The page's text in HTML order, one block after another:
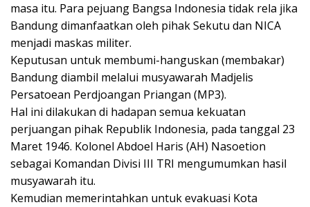
masa itu. Para pejuang Bangsa Indonesia tidak rela jika
Bandung dimanfaatkan oleh pihak Sekutu dan NICA
menjadi maskas militer.
Keputusan untuk membumi-hanguskan (membakar)
Bandung diambil melalui musyawarah Madjelis
Persatoean Perdjoangan Priangan (MP3).
Hal ini dilakukan di hadapan semua kekuatan
perjuangan pihak Republik Indonesia, pada tanggal 23
Maret 1946. Kolonel Abdoel Haris (AH) Nasoetion
sebagai Komandan Divisi III TRI mengumumkan hasil
musyawarah itu.
Kemudian memerintahkan untuk evakuasi Kota